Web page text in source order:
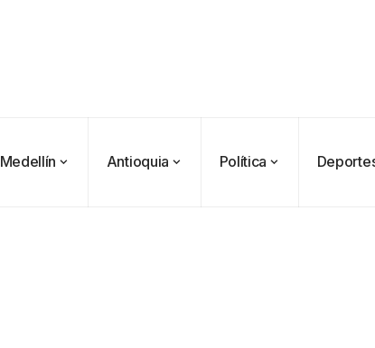
Medellín Antioquia Política